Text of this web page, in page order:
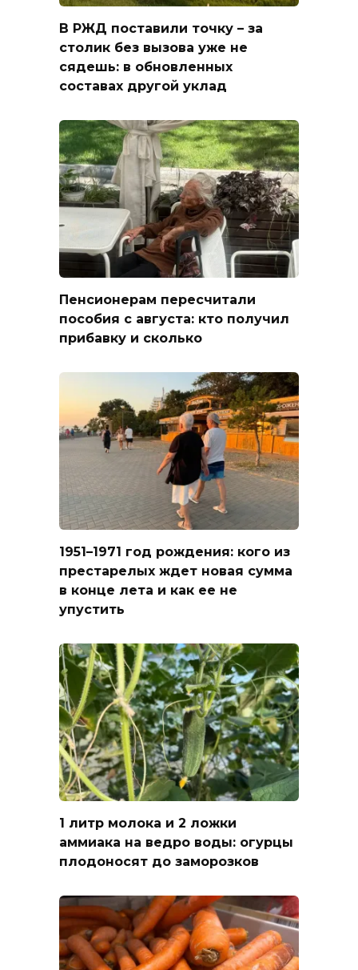
В РЖД поставили точку – за
столик без вызова уже не
сядешь: в обновленных
составах другой уклад
Пенсионерам пересчитали
пособия с августа: кто получил
прибавку и сколько
1951–1971 год рождения: кого из
престарелых ждет новая сумма
в конце лета и как ее не
упустить
1 литр молока и 2 ложки
аммиака на ведро воды: огурцы
плодоносят до заморозков